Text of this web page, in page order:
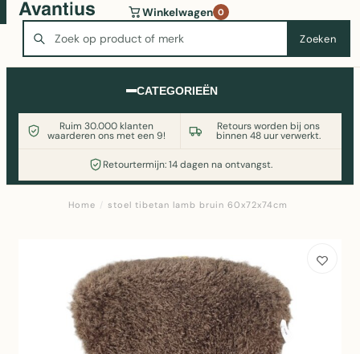
Zoeken
Winkelwagen 0
CATEGORIEËN
Ruim 30.000 klanten
waarderen ons met een 9!
Retours worden bij ons
binnen 48 uur verwerkt.
Retourtermijn: 14 dagen na ontvangst.
Wasmachine of koelkast nodig? Vergelijk alle prijzen op
Witgoedaanbod.nl
Home / stoel tibetan lamb bruin 60x72x74cm